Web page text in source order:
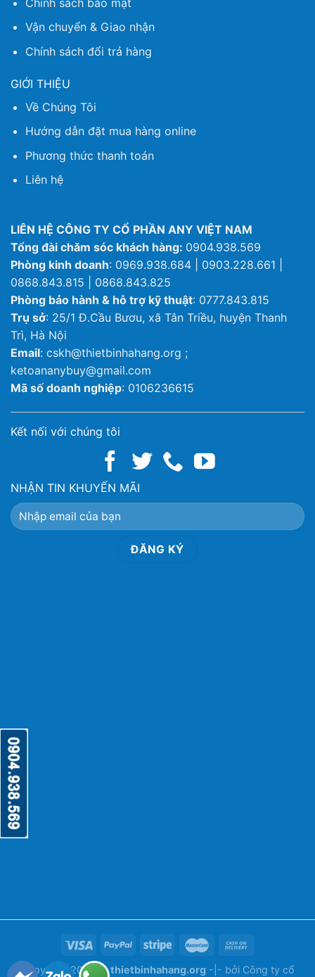
Vận chuyển & Giao nhận
Chính sách đổi trả hàng
GIỚI THIỆU
Về Chúng Tôi
Hướng dẫn đặt mua hàng online
Phương thức thanh toán
Liên hệ
LIÊN HỆ CÔNG TY CỔ PHẦN ANY VIỆT NAM
Tổng đài chăm sóc khách hàng: 0904.938.569
Phòng kinh doanh: 0969.938.684 | 0903.228.661 |
0868.843.815 | 0868.843.825
Phòng bảo hành & hỗ trợ kỹ thuật: 0777.843.815
Trụ sở: 25/1 Đ.Cầu Bươu, xã Tân Triều, huyện Thanh
Trì, Hà Nội
Email: cskh@thietbinhahang.org ;
ketoananybuy@gmail.com
Mã số doanh nghiệp: 0106236615
Kết nối với chúng tôi
NHẬN TIN KHUYẾN MÃI
Copyright 2026 ©thietbinhahang.org -|- bởi Công ty cổ